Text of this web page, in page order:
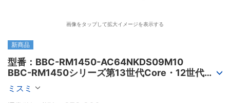
画像をタップして拡大イメージを表示する
新商品
型番：BBC-RM1450-AC64NKDS09M10
BBC-RM1450シリーズ第13世代Core・12世代
Celeron対応ラックマウント4PCIe
ミスミ